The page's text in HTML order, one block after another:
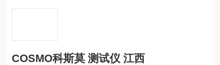
COSMO科斯莫 测试仪 江西